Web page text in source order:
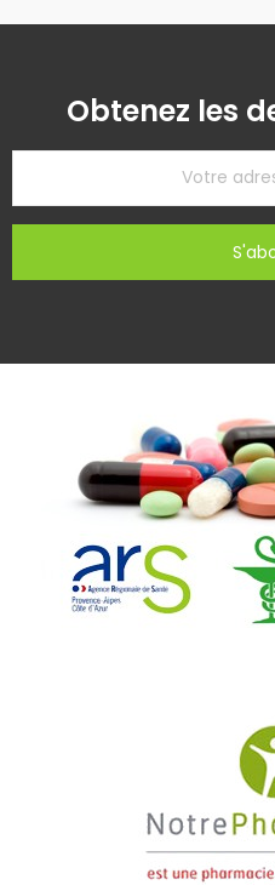
Obtenez les